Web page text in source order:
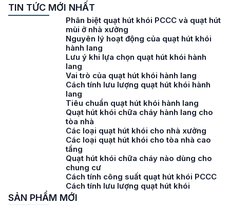
TIN TỨC MỚI NHẤT
Phân biệt quạt hút khói PCCC và quạt hút
mùi ở nhà xưởng
Nguyên lý hoạt động của quạt hút khói
hành lang
Lưu ý khi lựa chọn quạt hút khói hành
lang
Vai trò của quạt hút khói hành lang
Cách tính lưu lượng quạt hút khói hành
lang
Tiêu chuẩn quạt hút khói hành lang
Quạt hút khói chữa cháy hành lang cho
tòa nhà
Các loại quạt hút khói cho nhà xưởng
Các loại quạt hút khói cho tòa nhà cao
tầng
Quạt hút khói chữa cháy nào dùng cho
chung cư
Cách tính công suất quạt hút khói PCCC
Cách tính lưu lượng quạt hút khói
SẢN PHẨM MỚI